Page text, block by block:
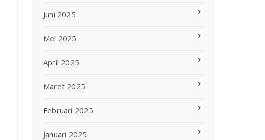
Juni 2025
Mei 2025
April 2025
Maret 2025
Februari 2025
Januari 2025